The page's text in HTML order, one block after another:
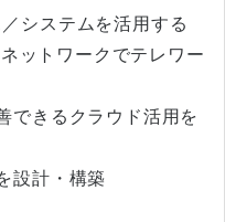
システムを活用する
ットワークでテレワー
できるクラウド活用を
設計・構築